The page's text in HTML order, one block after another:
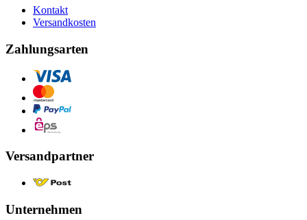
Kontakt
Versandkosten
Zahlungsarten
Versandpartner
Unternehmen